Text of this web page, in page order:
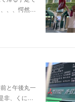
、、愕然…
と午後丸一
非、くに…